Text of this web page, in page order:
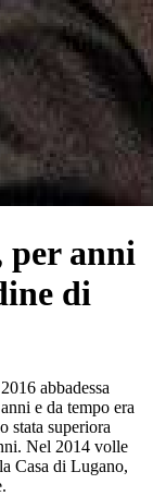
per anni
di
abbadessa
e da tempo era
stata superiora
Nel 2014 volle
Casa di Lugano,